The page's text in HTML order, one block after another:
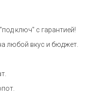
ключ" с гарантией!
любой вкус и бюджет.